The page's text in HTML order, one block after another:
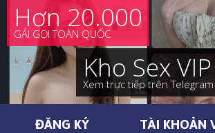
Hơn 20.000
GÁI GỌI TOÀN QUỐC
Kho Sex VIP
Xem trực tiếp trên Telegram
ĐĂNG KÝ TÀI KHOẢN